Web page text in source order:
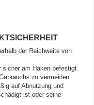
der Reichweite von
sicher am Haken befestigt
zu vermeiden.
auf Abnutzung und
ist oder seine